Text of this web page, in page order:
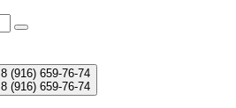
8 (916) 659-76-74
8 (916) 659-76-74